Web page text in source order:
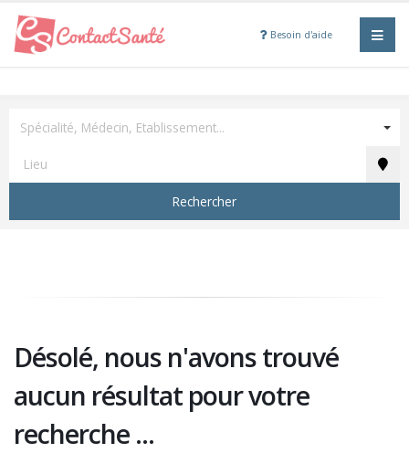
Besoin d'aide
Spécialité, Médecin, Etablissement...
Rechercher
Désolé, nous n'avons trouvé
aucun résultat pour votre
recherche ...